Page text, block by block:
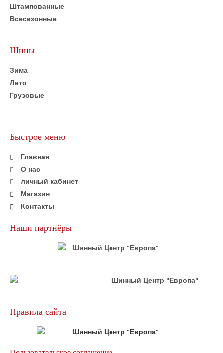
Штампованные
Всесезонные
Шины
Зима
Лето
Грузовые
Быстрое меню
Главная
О нас
личный кабинет
Магазин
Контакты
Наши партнёры
Правила сайта